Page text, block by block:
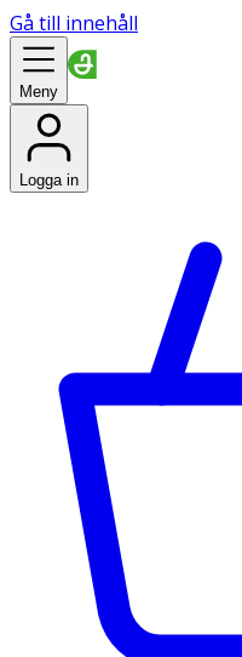
Gå till innehåll
Meny
Logga in